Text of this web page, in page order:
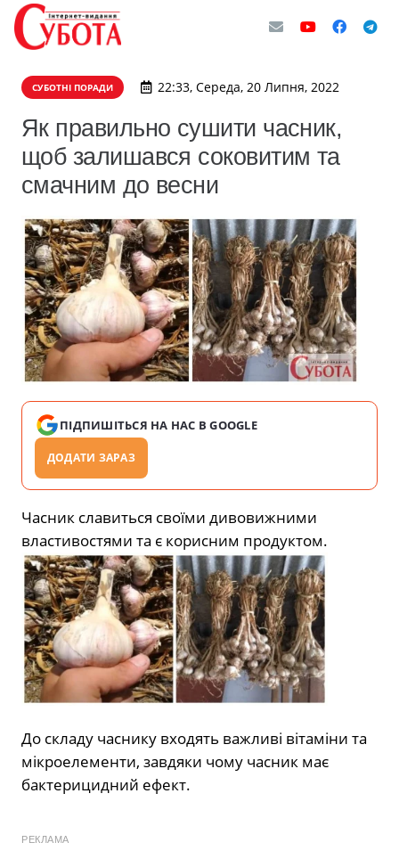
СУБОТНІ ПОРАДИ 22:33, Середа, 20 Липня, 2022
Як правильно сушити часник,
щоб залишався соковитим та
смачним до весни
ПІДПИШІТЬСЯ НА НАС В GOOGLE
ДОДАТИ ЗАРАЗ
Часник славиться своїми дивовижними
властивостями та є корисним продуктом.
До складу часнику входять важливі вітаміни та
мікроелементи, завдяки чому часник має
бактерицидний ефект.
РЕКЛАМА